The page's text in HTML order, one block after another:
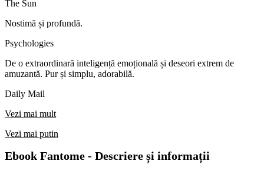
The Sun
Nostimă și profundă.
Psychologies
De o extraordinară inteligență emoțională și deseori extrem de
amuzantă. Pur și simplu, adorabilă.
Daily Mail
Vezi mai mult
Vezi mai putin
Ebook Fantome - Descriere și informații